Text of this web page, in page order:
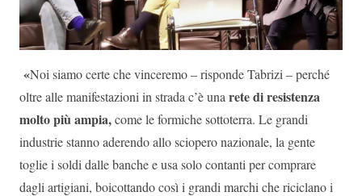
«Noi siamo certe che vinceremo – risponde Tabrizi – perché
oltre alle manifestazioni in strada c’è una rete di resistenza
molto più ampia,come le formiche sottoterra. Le grandi
industrie stanno aderendo allo sciopero nazionale, la gente
toglie i soldi dalle banche e usa solo contanti per comprare
dagli artigiani, boicottando così i grandi marchi che riciclano i